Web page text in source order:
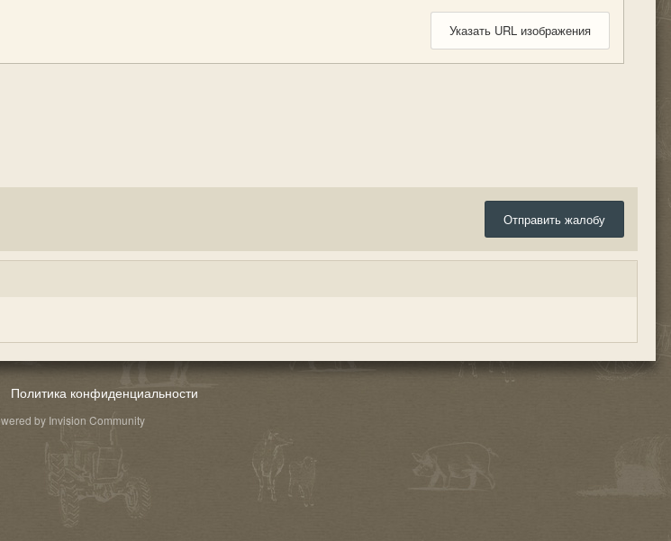
Указать URL изображения
Отправить жалобу
Политика конфиденциальности
by Invision Community